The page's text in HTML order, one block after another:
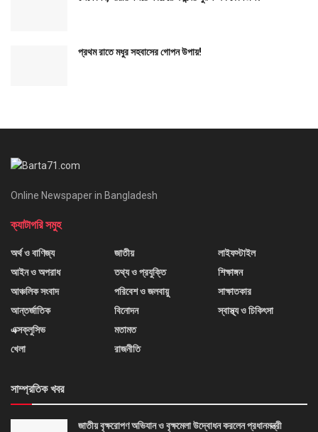
প্রথম রাতে মধুর সহবাসের গোপন উপায়!
Online Newspaper in Bangladesh
ক্যাটাগরি সমুহ
অর্থ ও বাণিজ্য
আইন ও অপরাধ
আঞ্চলিক সংবাদ
আন্তর্জাতিক
এক্সক্লুসিভ
খেলা
জাতীয়
তথ্য ও প্রযুক্তি
পরিবেশ ও জলবায়ু
বিনোদন
মতামত
রাজনীতি
লাইফস্টাইল
শিক্ষাঙ্গন
সাক্ষাতকার
স্বাস্থ্য ও চিকিৎসা
সাম্প্রতিক খবর
জাতীয় বৃক্ষরোপণ অভিযান ও বৃক্ষমেলা উদ্বোধন করলেন প্রধানমন্ত্রী